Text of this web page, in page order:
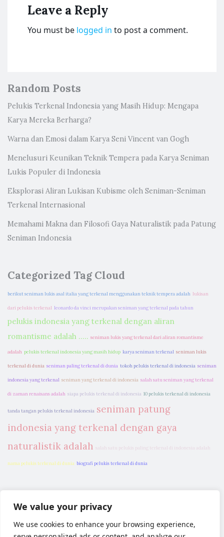
We value your privacy
We use cookies to enhance your browsing experience,
Leave a Reply
You must be logged in to post a comment.
Random Posts
Pelukis Terkenal Indonesia yang Masih Hidup: Mengapa
Karya Mereka Berharga?
Warna dan Emosi dalam Karya Seni Vincent van Gogh
Menelusuri Keunikan Teknik Tempera pada Karya Seniman
Lukis Populer di Indonesia
Eksplorasi Aliran Lukisan Kubisme oleh Seniman-Seniman
Terkenal Internasional
Memahami Makna dan Filosofi Gaya Naturalistik pada Patung
Seniman Indonesia
Categorized Tag Cloud
berikut seniman lukis asal italia yang terkenal menggunakan teknik tempera adalah lukisan
dari pelukis terkenal leonardo da vinci merupakan seniman yang terkenal pada tahun
pelukis indonesia yang terkenal dengan aliran
romantisme adalah ..... seniman lukis yang terkenal dari aliran romantisme
adalah pelukis terkenal indonesia yang masih hidup karya seniman terkenal seniman lukis
terkenal di dunia seniman paling terkenal di dunia tokoh pelukis terkenal di indonesia seniman
indonesia yang terkenal seniman yang terkenal di indonesia salah satu seniman yang terkenal
di zaman renaisans adalah siapa pelukis terkenal di indonesia 10 pelukis terkenal di indonesia
tanda tangan pelukis terkenal indonesia seniman patung
indonesia yang terkenal dengan gaya
naturalistik adalah salah satu pelukis paling terkenal di indonesia adalah
nama pelukis terkenal di dunia biografi pelukis terkenal di dunia